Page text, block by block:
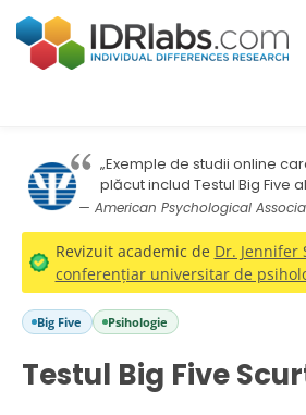
„Exemple de studii online
plăcut includ Testul Big Five
— American Psychological
Revizuit academic de Dr. Jennifer
conferențiar universitar de
Big Five Psihologie
Testul Big Five